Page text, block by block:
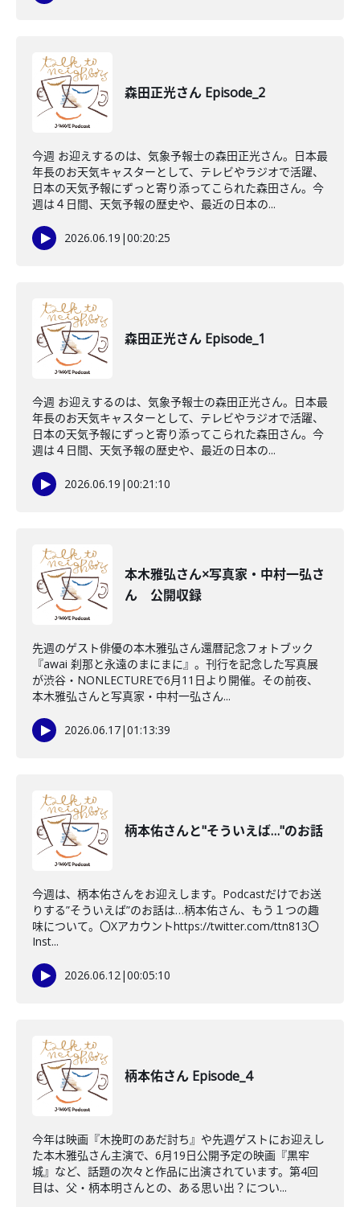
森田正光さん Episode_2
今週 お迎えするのは、気象予報士の森田正光さん。日本最
年長のお天気キャスターとして、テレビやラジオで活躍、
日本の天気予報にずっと寄り添ってこられた森田さん。今
週は４日間、天気予報の歴史や、最近の日本の...
2026.06.19 |00:20:25
森田正光さん Episode_1
今週 お迎えするのは、気象予報士の森田正光さん。日本最
年長のお天気キャスターとして、テレビやラジオで活躍、
日本の天気予報にずっと寄り添ってこられた森田さん。今
週は４日間、天気予報の歴史や、最近の日本の...
2026.06.19 |00:21:10
本木雅弘さん×写真家・中村一弘さ
ん 公開収録
先週のゲスト俳優の本木雅弘さん還暦記念フォトブック
『awai 刹那と永遠のまにまに』。刊行を記念した写真展
が渋谷・NONLECTUREで6月11日より開催。その前夜、
本木雅弘さんと写真家・中村一弘さん...
2026.06.17|01:13:39
柄本佑さんと"そういえば…"のお話
今週は、柄本佑さんをお迎えします。Podcastだけでお送
りする”そういえば”のお話は…柄本佑さん、もう１つの趣
味について。〇Xアカウントhttps://twitter.com/ttn813〇
Inst...
2026.06.12|00:05:10
柄本佑さん Episode_4
今年は映画『木挽町のあだ討ち』や先週ゲストにお迎えし
た本木雅弘さん主演で、6月19日公開予定の映画『黒牢
城』など、話題の次々と作品に出演されています。第4回
目は、父・柄本明さんとの、ある思い出？につい...